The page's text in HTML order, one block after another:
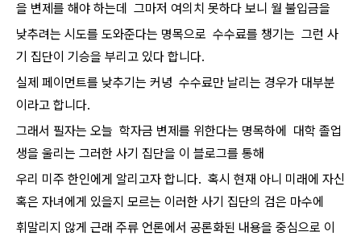
을 변제를 해야 하는데 그마저 여의치 못하다 보니 월 불입금을
낮추려는 시도를 도와준다는 명목으로 수수료를 챙기는 그런 사
기 집단이 기승을 부리고 있다 합니다.
실제 페이먼트를 낮추기는 커녕 수수료만 날리는 경우가 대부분
이라고 합니다.
그래서 필자는 오늘 학자금 변제를 위한다는 명목하에 대학 졸업
생을 울리는 그러한 사기 집단을 이 블로그를 통해
우리 미주 한인에게 알리고자 합니다. 혹시 현재 아니 미래에 자신
혹은 자녀에게 있을지 모르는 이러한 사기 집단의 검은 마수에
휘말리지 않게 근래 주류 언론에서 공론화된 내용을 중심으로 이